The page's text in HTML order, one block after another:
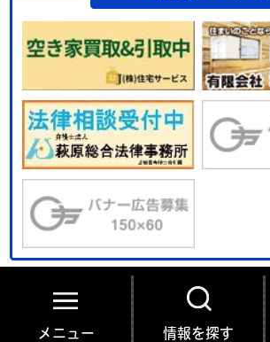
メニュー 情報を探す